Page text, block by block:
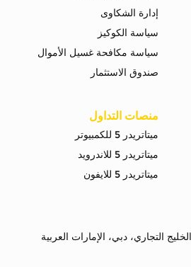
إدارة الشكاوى
سياسة الكوكيز
سياسة مكافحة غسيل الأموال
صندوق الاستثمار
منصات التداول
ميتاتريدر 5 للكمبيوتر
ميتاتريدر 5 للاندرويد
ميتاتريدر 5 للايفون
الخليج التجاري، دبي، الإمارات العربية